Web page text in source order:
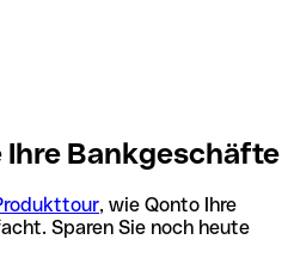
Ihre Bankgeschäfte
, wie Qonto Ihre
Sparen Sie noch heute